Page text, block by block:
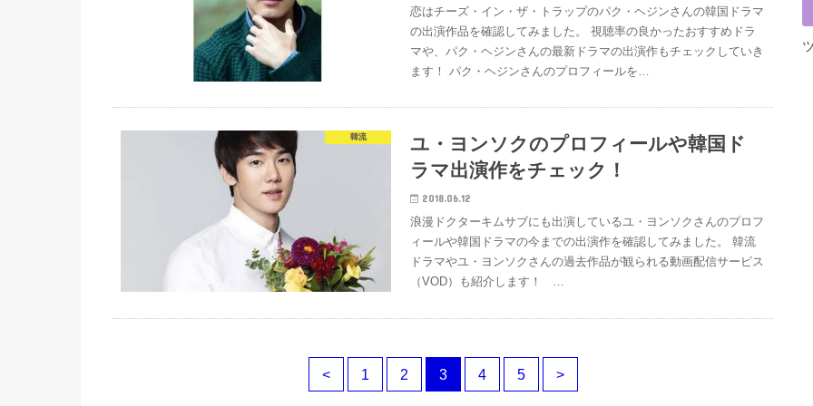
恋はチーズ・イン・ザ・トラップのパク・ヘジンさんの韓国ドラマ
の出演作品を確認してみました。 視聴率の良かったおすすめドラ
マや、パク・ヘジンさんの最新ドラマの出演作もチェックしていき
ます！ パク・ヘジンさんのプロフィールを…
韓流
ユ・ヨンソクのプロフィールや韓国ド
ラマ出演作をチェック！
2018.06.12
浪漫ドクターキムサブにも出演しているユ・ヨンソクさんのプロフ
ィールや韓国ドラマの今までの出演作を確認してみました。 韓流
ドラマやユ・ヨンソクさんの過去作品が観られる動画配信サービス
（VOD）も紹介します！ …
< 1 2 3 4 5 >